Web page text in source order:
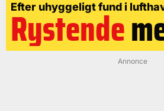
Efter uhyggeligt fund i
Rystende
Annonce